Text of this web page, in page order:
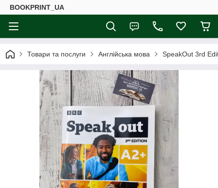
BOOKPRINT_UA
Товари та послуги Англійська мова SpeakOut 3rd